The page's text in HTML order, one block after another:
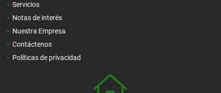
Servicios
Notas de interés
Nuestra Empresa
Contáctenos
Políticas de privacidad